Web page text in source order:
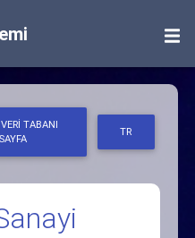
TABANI
TR